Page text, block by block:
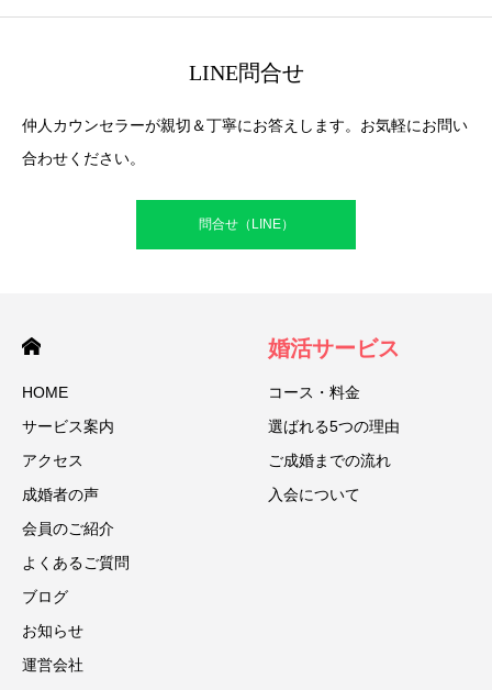
LINE問合せ
仲人カウンセラーが親切＆丁寧にお答えします。お気軽にお問い
合わせください。
問合せ（LINE）
HOME
サービス案内
アクセス
成婚者の声
会員のご紹介
よくあるご質問
ブログ
お知らせ
運営会社
婚活サービス
コース・料金
選ばれる5つの理由
ご成婚までの流れ
入会について